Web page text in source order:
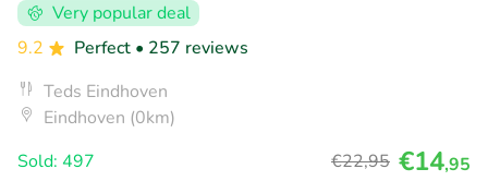
Very popular deal
9.2
Perfect • 257 reviews
Teds Eindhoven
Eindhoven (0km)
Sold: 497
€22,95 €14,95